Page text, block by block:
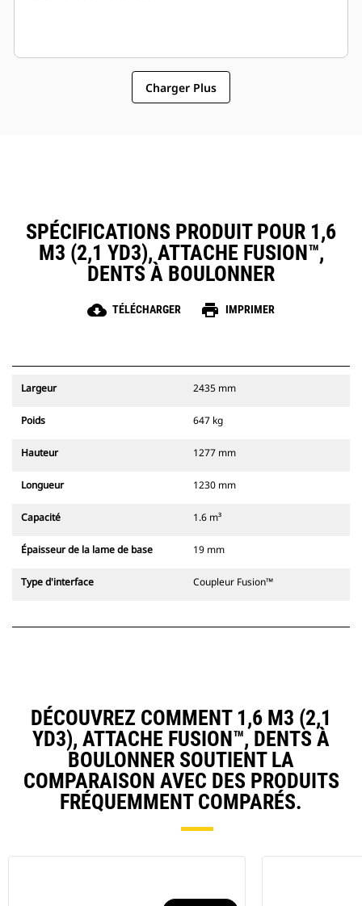
Charger Plus
SPÉCIFICATIONS PRODUIT POUR 1,6
M3 (2,1 YD3), ATTACHE FUSION™,
DENTS À BOULONNER
cloud_download TÉLÉCHARGER print IMPRIMER
Largeur 2435 mm
Poids 647 kg
Hauteur 1277 mm
Longueur 1230 mm
Capacité 1.6 m³
Épaisseur de la lame de base 19 mm
Type d'interface Coupleur Fusion™
DÉCOUVREZ COMMENT 1,6 M3 (2,1
YD3), ATTACHE FUSION™, DENTS À
BOULONNER SOUTIENT LA
COMPARAISON AVEC DES PRODUITS
FRÉQUEMMENT COMPARÉS.